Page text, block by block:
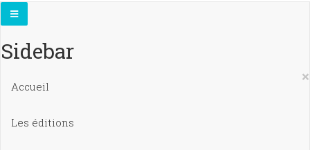
Sidebar
×
Accueil
Les éditions